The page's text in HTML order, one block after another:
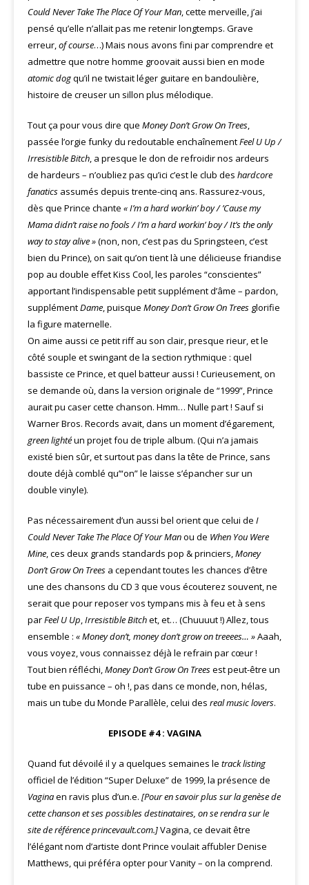
Could Never Take The Place Of Your Man, cette merveille, j’ai
pensé qu’elle n’allait pas me retenir longtemps. Grave
erreur,of course…) Mais nous avons fini par comprendre et
admettre que notre homme groovait aussi bien en mode
atomic dogqu’il ne twistait léger guitare en bandoulière,
histoire de creuser un sillon plus mélodique.
Tout ça pour vous dire que Money Don’t Grow On Trees,
passée l’orgie funky du redoutable enchaînementFeel U Up /
Irresistible Bitch, a presque le don de refroidir nos ardeurs
de hardeurs – n’oubliez pas qu’ici c’est le club des hardcore
fanatics assumés depuis trente-cinq ans. Rassurez-vous,
dès que Prince chante « I’m a hard workin’ boy / ’Cause my
Mama didn’t raise no fools / I’m a hard workin’ boy / It’s the only
way to stay alive »(non, non, c’est pas du Springsteen, c’est
bien du Prince), on sait qu’on tient là une délicieuse friandise
pop au double effet Kiss Cool, les paroles “conscientes”
apportant l’indispensable petit supplément d’âme – pardon,
supplémentDame, puisque Money Don’t Grow On Trees glorifie
la figure maternelle.
On aime aussi ce petit riff au son clair, presque rieur, et le
côté souple et swingant de la section rythmique : quel
bassiste ce Prince, et quel batteur aussi ! Curieusement, on
se demande où, dans la version originale de “1999”, Prince
aurait pu caser cette chanson. Hmm… Nulle part ! Sauf si
Warner Bros. Records avait, dans un moment d’égarement,
green lightéun projet fou de triple album. (Qui n’a jamais
existé bien sûr, et surtout pas dans la tête de Prince, sans
doute déjà comblé qu’“on” le laisse s’épancher sur un
double vinyle).
Pas nécessairement d’un aussi bel orient que celui de I
Could Never Take The Place Of Your Manou de When You Were
Mine, ces deux grands standards pop & princiers,Money
Don’t Grow On Trees a cependant toutes les chances d’être
une des chansons du CD 3 que vous écouterez souvent, ne
serait que pour reposer vos tympans mis à feu et à sens
parFeel U Up,Irresistible Bitchet, et… (Chuuuut !) Allez, tous
ensemble : « Money don’t, money don’t grow on treeees… »Aaah,
vous voyez, vous connaissez déjà le refrain par cœur !
Tout bien réfléchi,Money Don’t Grow On Treesest peut-être un
tube en puissance – oh !, pas dans ce monde, non, hélas,
mais un tube du Monde Parallèle, celui des real music lovers.
EPISODE #4 : VAGINA
Quand fut dévoilé il y a quelques semaines le track listing
officiel de l’édition “Super Deluxe” de 1999, la présence de
Vaginaen ravis plus d’un.e. [Pour en savoir plus sur la genèse de
cette chanson et ses possibles destinataires, on se rendra sur le
site de référence princevault.com.]Vagina, ce devait être
l’élégant nom d’artiste dont Prince voulait affubler Denise
Matthews, qui préféra opter pour Vanity – on la comprend.